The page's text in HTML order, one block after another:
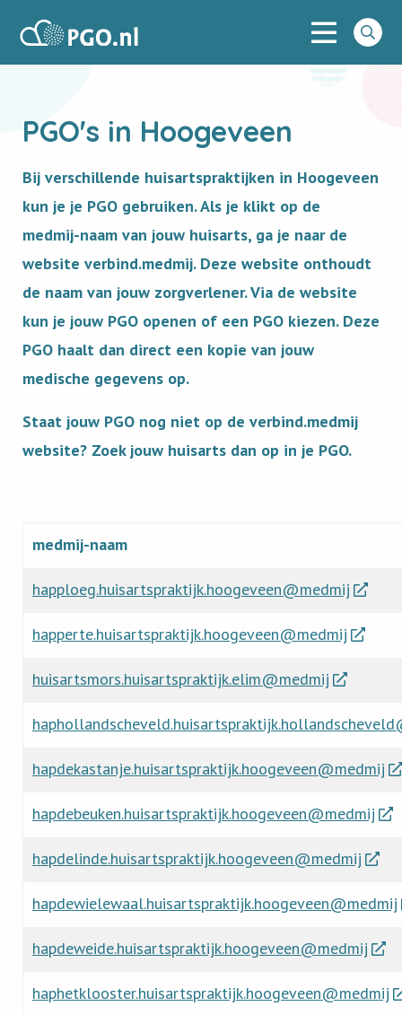
PGO
Menu
Go
to
PGO's in Hoogeveen
Bij verschillende huisartspraktijken in Hoogeveen
kun je je PGO gebruiken. Als je klikt op de
medmij-naam van jouw huisarts, ga je naar de
website verbind.medmij. Deze website onthoudt
de naam van jouw zorgverlener. Via de website
kun je jouw PGO openen of een PGO kiezen. Deze
PGO haalt dan direct een kopie van jouw
medische gegevens op.
Staat jouw PGO nog niet op de verbind.medmij
website? Zoek jouw huisarts dan op in je PGO.
medmij-naam
happloeg.huisartspraktijk.hoogeveen@medmij
happerte.huisartspraktijk.hoogeveen@medmij
huisartsmors.huisartspraktijk.elim@medmij
hapdekastanje.huisartspraktijk.hoogeveen@medmij
hapdebeuken.huisartspraktijk.hoogeveen@medmij
hapdelinde.huisartspraktijk.hoogeveen@medmij
hapdewielewaal.huisartspraktijk.hoogeveen@medmij
hapdeweide.huisartspraktijk.hoogeveen@medmij
haphetklooster.huisartspraktijk.hoogeveen@medmij